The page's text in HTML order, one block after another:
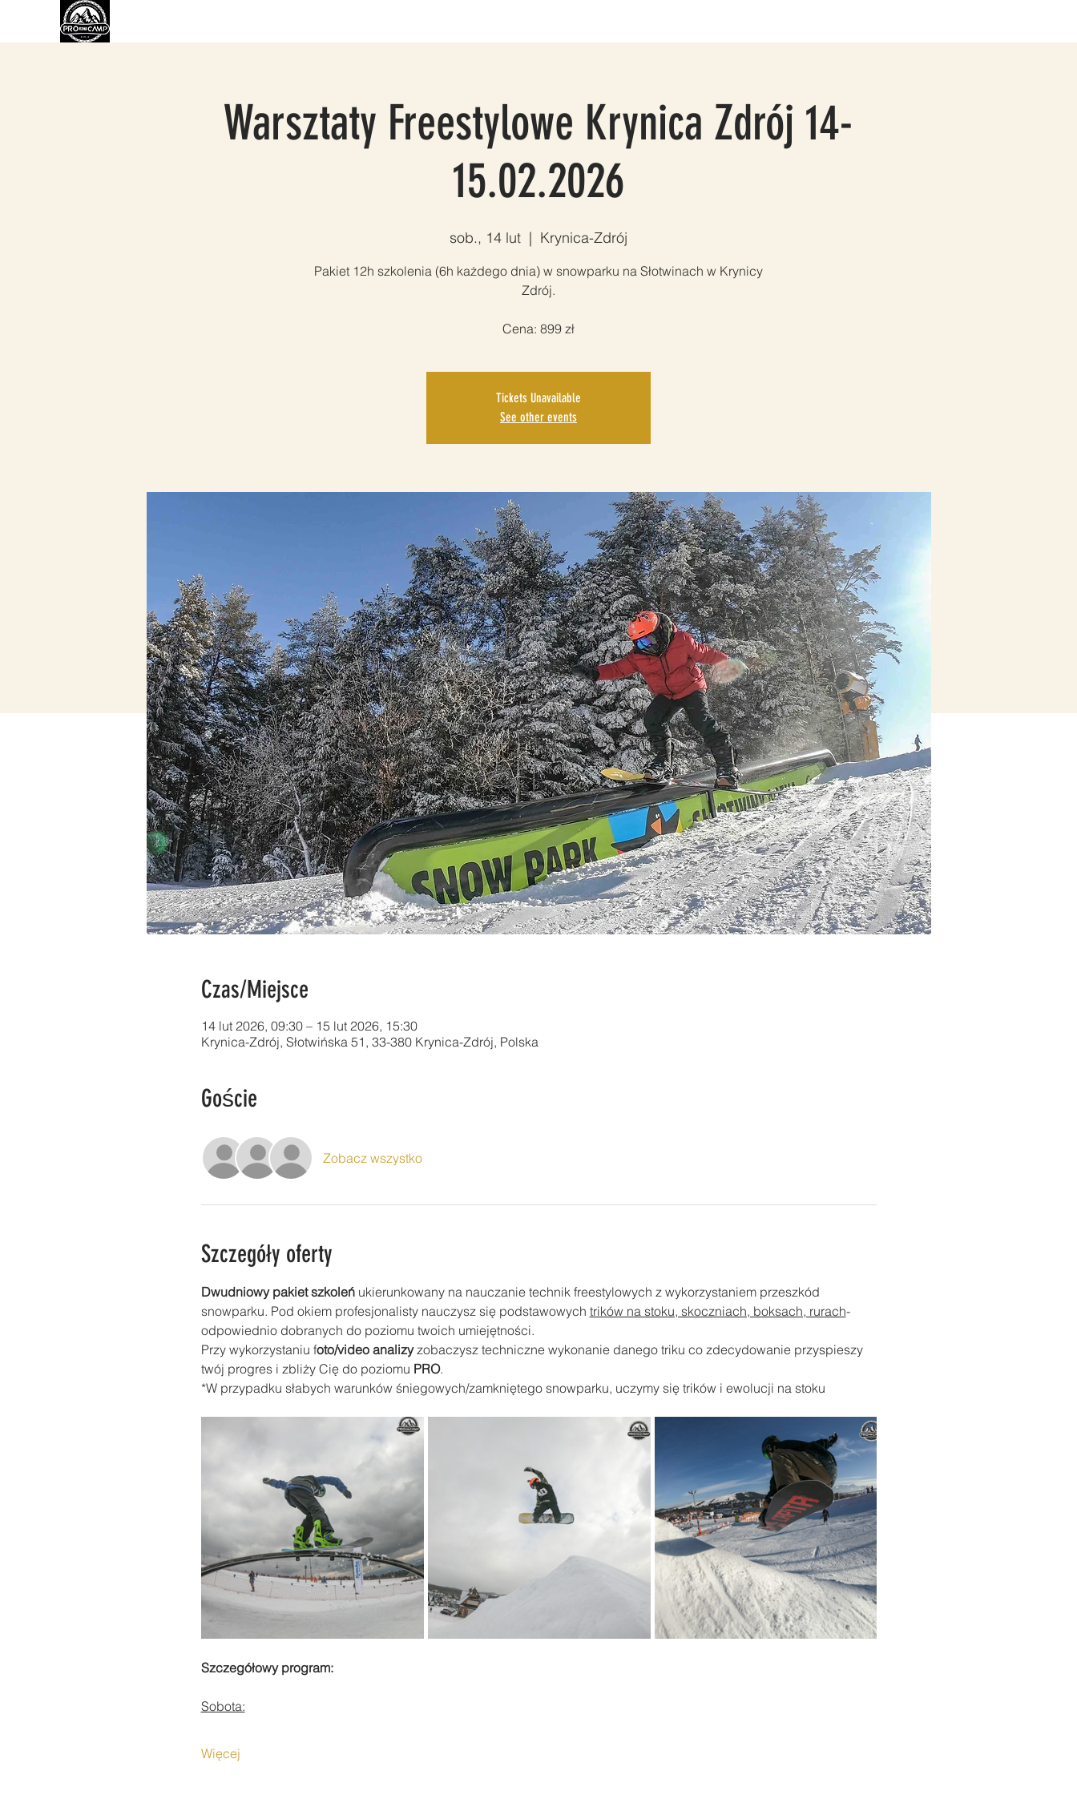
Warsztaty Freestylowe Krynica Zdrój 14-
15.02.2026
sob., 14 lut
  |
Krynica-Zdrój
Pakiet 12h szkolenia (6h każdego dnia) w snowparku na Słotwinach w Krynicy
Zdrój.
Cena: 899 zł
Tickets Unavailable
See other events
Czas/Miejsce
14 lut 2026, 09:30 – 15 lut 2026, 15:30
Krynica-Zdrój, Słotwińska 51, 33-380 Krynica-Zdrój, Polska
Goście
Zobacz wszystko
Szczegóły oferty
Dwudniowy pakiet szkoleń ukierunkowany na nauczanie technik freestylowych z wykorzystaniem przeszkód
snowparku. Pod okiem profesjonalisty nauczysz się podstawowych trików na stoku, skoczniach, boksach, rurach-
odpowiednio dobranych do poziomu twoich umiejętności.
Przy wykorzystaniu foto/video analizy zobaczysz techniczne wykonanie danego triku co zdecydowanie przyspieszy
twój progres i zbliży Cię do poziomu PRO.
*W przypadku słabych warunków śniegowych/zamkniętego snowparku, uczymy się trików i ewolucji na stoku
Szczegółowy program:
Sobota:
Więcej